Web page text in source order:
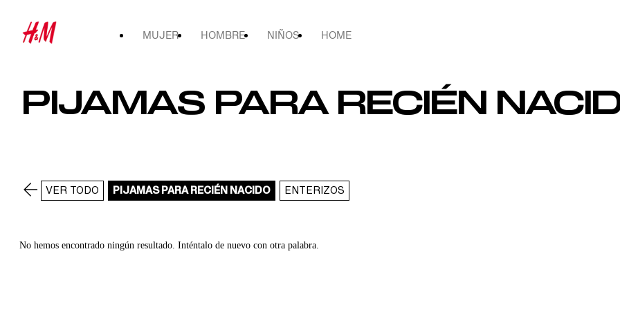
MUJER HOMBRE NIÑOS HOME
PIJAMAS PARA RECIÉN
VER TODO PIJAMAS PARA RECIÉN NACIDO ENTERIZOS
No hemos encontrado ningún resultado. Inténtalo de nuevo con otra palabra.